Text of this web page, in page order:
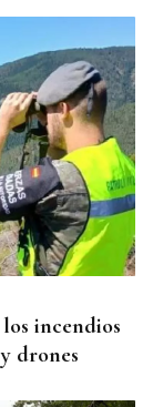
incendios
drones